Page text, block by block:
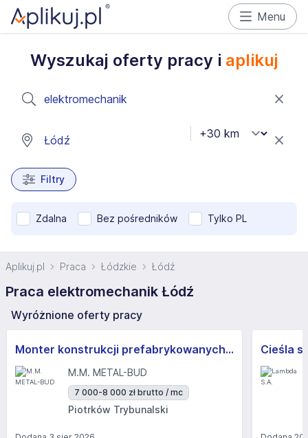
Menu
Wyszukaj oferty pracy i aplikuj
Filtry
Zdalna Bez pośredników Tylko PL
Aplikuj.pl Praca Łódzkie Łódź
Praca elektromechanik Łódź
Wyróżnione oferty pracy
Monter konstrukcji prefabrykowanych (K/M) - praca w delegacji na terenie całej Polski
M.M. METAL-BUD
7 000-8 000 zł brutto / mc
Piotrków Trybunalski
Cieśla